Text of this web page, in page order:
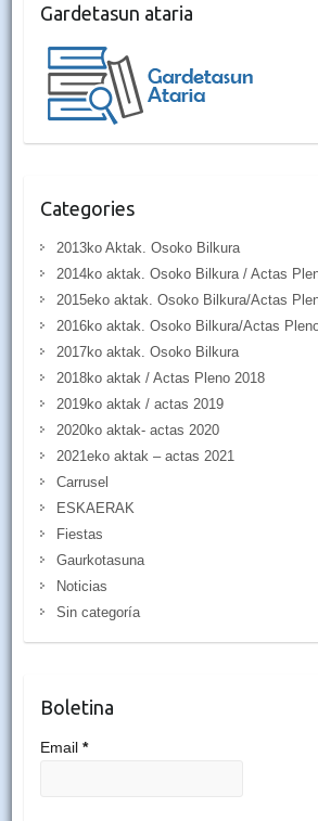
Gardetasun ataria
Categories
2013ko Aktak. Osoko Bilkura
2014ko aktak. Osoko Bilkura / Actas
2015eko aktak. Osoko Bilkura/Actas
2016ko aktak. Osoko Bilkura/Actas
2017ko aktak. Osoko Bilkura
2018ko aktak / Actas Pleno 2018
2019ko aktak / actas 2019
2020ko aktak- actas 2020
2021eko aktak – actas 2021
Carrusel
ESKAERAK
Fiestas
Gaurkotasuna
Noticias
Sin categoría
Boletina
Email *